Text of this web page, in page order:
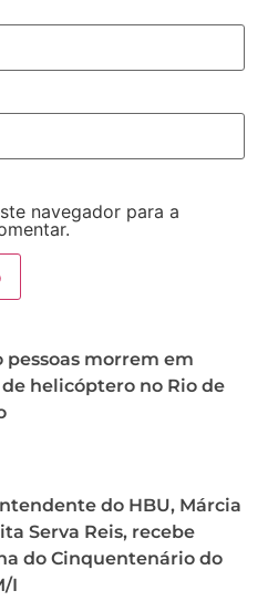
navegador para a
pessoas morrem em
helicóptero no Rio de
do HBU, Márcia
Serva Reis, recebe
do Cinquentenário do
I